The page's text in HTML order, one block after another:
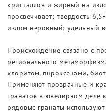
кристаллов и жирный на
просвечивает; твердость
излом неровный; удельный
Происхождение связано с
регионального
хлоритом, пироксенами,
Применяют прозрачные и
гранатов в ювелирном деле
рядовые гранаты